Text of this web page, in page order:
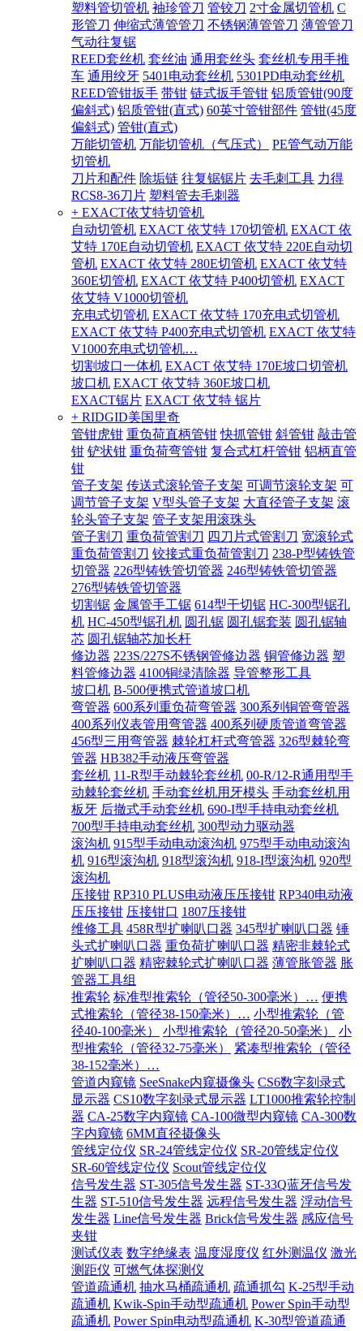
塑料管切管机 袖珍管刀 管铰刀 2寸金属切管机 C
形管刀 伸缩式薄管管刀 不锈钢薄管管刀 薄管管刀
气动往复锯
REED套丝机 套丝油 通用套丝头 套丝机专用手推
车 通用绞牙 5401电动套丝机 5301PD电动套丝机
REED管钳扳手 带钳 链式扳手管钳 铝质管钳(90度
偏斜式) 铝质管钳(直式) 60英寸管钳部件 管钳(45度
偏斜式) 管钳(直式)
万能切管机 万能切管机（气压式）
PE管气动万能
切管机
刀片和配件 除垢链 往复锯锯片 去毛刺工具 力得
RCS8-36刀片 塑料管去毛刺器
+ EXACT依艾特切管机
自动切管机 EXACT 依艾特 170切管机 EXACT 依
艾特 170E自动切管机 EXACT 依艾特 220E自动切
管机 EXACT 依艾特 280E切管机 EXACT 依艾特
360E切管机 EXACT 依艾特 P400切管机 EXACT
依艾特 V1000切管机
充电式切管机 EXACT 依艾特 170充电式切管机
EXACT 依艾特 P400充电式切管机 EXACT 依艾特
V1000充电式切管机…
切割坡口一体机 EXACT 依艾特 170E坡口切管机
坡口机 EXACT 依艾特 360E坡口机
EXACT锯片 EXACT 依艾特 锯片
+ RIDGID美国里奇
管钳虎钳 重负荷直柄管钳 快抓管钳 斜管钳 敲击管
钳 铲状钳 重负荷弯管钳 复合式杠杆管钳 铝柄直管
钳
管子支架 传送式滚轮管子支架 可调节滚轮支架 可
调节管子支架 V型头管子支架 大直径管子支架 滚
轮头管子支架 管子支架用滚珠头
管子割刀 重负荷管割刀 四刀片式管割刀 宽滚轮式
重负荷管割刀 铰接式重负荷管割刀 238-P型铸铁管
切管器 226型铸铁管切管器 246型铸铁管切管器
276型铸铁管切管器
切割锯 金属管手工锯 614型干切锯 HC-300型锯孔
机 HC-450型锯孔机 圆孔锯 圆孔锯套装 圆孔锯轴
芯 圆孔锯轴芯加长杆
修边器 223S/227S不锈钢管修边器 铜管修边器 塑
料管修边器 4100铜绿清除器 导管整形工具
坡口机 B-500便携式管道坡口机
弯管器 600系列重负荷弯管器 300系列铜管弯管器
400系列仪表管用弯管器 400系列硬质管道弯管器
456型三用弯管器 棘轮杠杆式弯管器 326型棘轮弯
管器 HB382手动液压弯管器
套丝机 11-R型手动棘轮套丝机 00-R/12-R通用型手
动棘轮套丝机 手动套丝机用牙模头 手动套丝机用
板牙 后撤式手动套丝机 690-I型手持电动套丝机
700型手持电动套丝机 300型动力驱动器
滚沟机 915型手动电动滚沟机 975型手动电动滚沟
机 916型滚沟机 918型滚沟机 918-I型滚沟机 920型
滚沟机
压接钳 RP310 PLUS电动液压压接钳 RP340电动液
压压接钳 压接钳口 1807压接钳
维修工具 458R型扩喇叭口器 345型扩喇叭口器 锤
头式扩喇叭口器 重负荷扩喇叭口器 精密非棘轮式
扩喇叭口器 精密棘轮式扩喇叭口器 薄管胀管器 胀
管器工具组
推索轮 标准型推索轮（管径50-300毫米）… 便携
式推索轮（管径38-150毫米）… 小型推索轮（管
径40-100毫米）
小型推索轮（管径20-50毫米）
小
型推索轮（管径32-75毫米）
紧凑型推索轮（管径
38-152毫米）…
管道内窥镜 SeeSnake内窥摄像头 CS6数字刻录式
显示器 CS10数字刻录式显示器 LT1000推索轮控制
器 CA-25数字内窥镜 CA-100微型内窥镜 CA-300数
字内窥镜 6MM直径摄像头
管线定位仪 SR-24管线定位仪 SR-20管线定位仪
SR-60管线定位仪 Scout管线定位仪
信号发生器 ST-305信号发生器 ST-33Q蓝牙信号发
生器 ST-510信号发生器 远程信号发生器 浮动信号
发生器 Line信号发生器 Brick信号发生器 感应信号
夹钳
测试仪表 数字绝缘表 温度湿度仪 红外测温仪 激光
测距仪 可燃气体探测仪
管道疏通机 抽水马桶疏通机 疏通抓勾 K-25型手动
疏通机 Kwik-Spin手动型疏通机 Power Spin手动型
疏通机 Power Spin电动型疏通机 K-30型管道疏通